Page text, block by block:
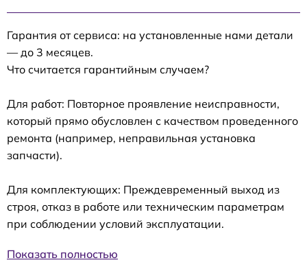
Гарантия от сервиса: на установленные нами детали
— до 3 месяцев.
Что считается гарантийным случаем?
Для работ: Повторное проявление неисправности,
который прямо обусловлен с качеством проведенного
ремонта (например, неправильная установка
запчасти).
Для комплектующих: Преждевременный выход из
строя, отказ в работе или техническим параметрам
при соблюдении условий эксплуатации.
Показать полностью